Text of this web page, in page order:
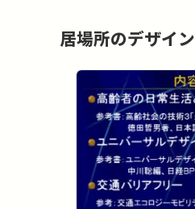
居場所のデザイン